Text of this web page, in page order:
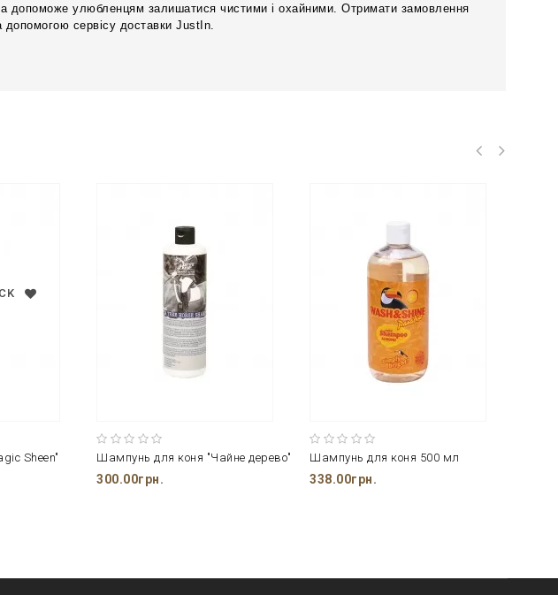
допоможе улюбленцям залишатися чистими і охайними. Отримати замовлення
сервісу доставки JustIn.
Sheen" Шампунь для коня "Чайне дерево"
300.00грн.
Шампунь для коня 500 мл
338.00грн.